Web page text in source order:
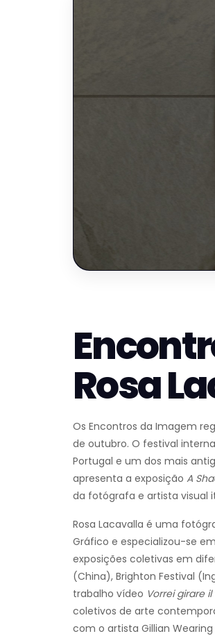
Rosa
Os Encontros da Imagem
de outubro. O festival
Portugal e um dos mais
apresenta a exposição A
da fotógrafa e artista visual
Rosa Lacavalla é uma
Gráfico e especializou-se
exposições coletivas em
(China), Brighton Festival
trabalho vídeo Vorrei girare
coletivos de arte
com o artista Gillian